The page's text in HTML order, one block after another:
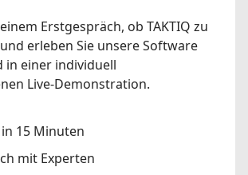
Erstgespräch, ob TAKTIQ zu
erleben Sie unsere Software
in einer individuell
Live-Demonstration.
15 Minuten
mit Experten